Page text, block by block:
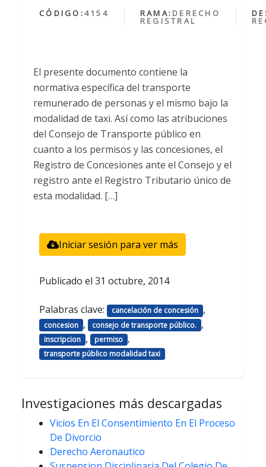
CÓDIGO:4154 RAMA: DERECHO
REGISTRAL
El presente documento contiene la
normativa específica del transporte
remunerado de personas y el mismo bajo la
modalidad de taxi. Así como las atribuciones
del Consejo de Transporte público en
cuanto a los permisos y las concesiones, el
Registro de Concesiones ante el Consejo y el
registro ante el Registro Tributario único de
esta modalidad. […]
Iniciar sesión para ver más
Publicado el 31 octubre, 2014
Palabras clave: cancelación de concesión ,
concesion , consejo de transporte público. ,
inscripcion , permiso ,
transporte público modalidad taxi
Investigaciones más descargadas
Vicios En El Consentimiento En El Proceso
De Divorcio
Derecho Aeronautico